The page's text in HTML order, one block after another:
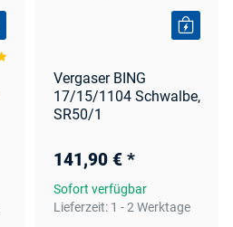
Vergaser BING
17/15/1104 Schwalbe,
SR50/1
141,90 € *
Sofort verfügbar
Lieferzeit: 1 - 2 Werktage